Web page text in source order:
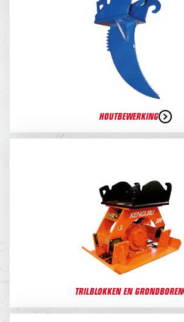
HOUTBEWERKING
TRILBLOKKEN EN GRONDBOREN